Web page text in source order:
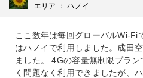
エリア ： ハノイ
ここ数年は毎回グローバルWi-Fi
はハノイで利用しました。成田
ました。 4Gの容量無制限プラ
く問題なく利用できましたが、